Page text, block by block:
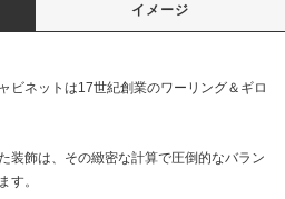
イメージ
ビネットは17世紀創業のワーリング＆ギロ
装飾は、その緻密な計算で圧倒的なバラン
す。